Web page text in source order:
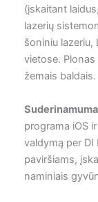
(įskaitant
lazerių
šoniniu lazeriu,
vietose.
žemais baldais.
programa iOS
valdymą per DI
paviršiams,
naminiais